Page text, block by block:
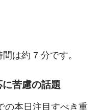
は約 7 分です。
苦慮の話題
の本日注目すべき重